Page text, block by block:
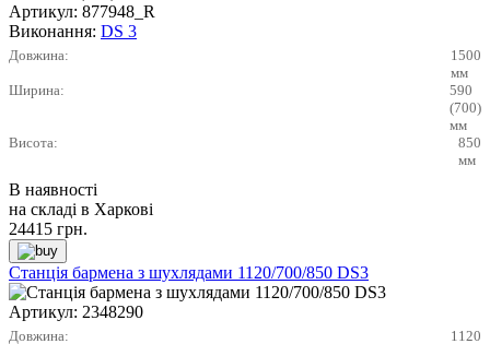
Артикул: 877948_R
Виконання: DS 3
Довжина:
1500
мм
Ширина:
590
(700)
мм
Висота:
850
мм
В наявності
на складі в Харкові
24415 грн.
Станція бармена з шухлядами 1120/700/850 DS3
Артикул: 2348290
Довжина:
1120